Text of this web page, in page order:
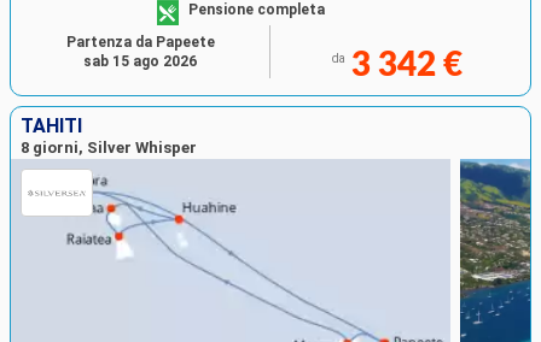
Pensione completa
da 3 342 €
Partenza da Papeete
sab 15 ago 2026
TAHITI
8 giorni, Silver Whisper